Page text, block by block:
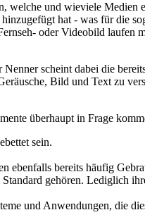
und wieviele Medien
hat - was für die
oder Videobild laufen
scheint dabei die
Bild und Text zu
überhaupt in Frage
sein.
ebenfalls bereits häufig
gehören. Lediglich
und Anwendungen, die